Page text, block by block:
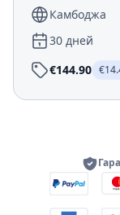
Камбоджа
30 дней
€144.90